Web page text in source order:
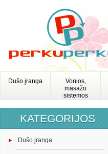
Dušo įranga
Vonios,
masažo
sistemos
KATEGORIJOS
Dušo įranga